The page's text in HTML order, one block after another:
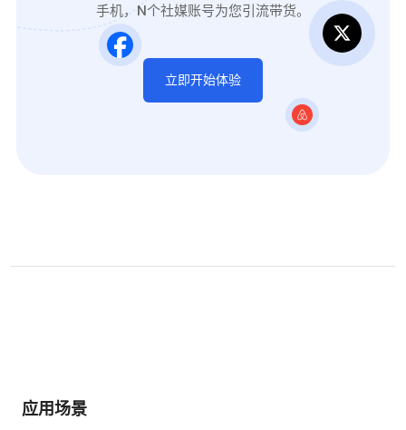
手机，N个社媒账号为您引流带货。
立即开始体验
应用场景